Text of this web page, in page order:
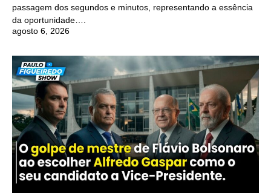
passagem dos segundos e minutos, representando a essência
da oportunidade….
agosto 6, 2026